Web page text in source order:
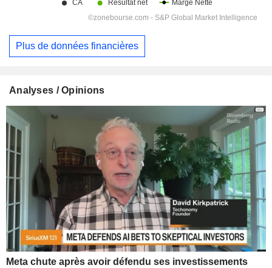
Plus de données financières
Analyses / Opinions
Meta chute après avoir défendu ses investissements